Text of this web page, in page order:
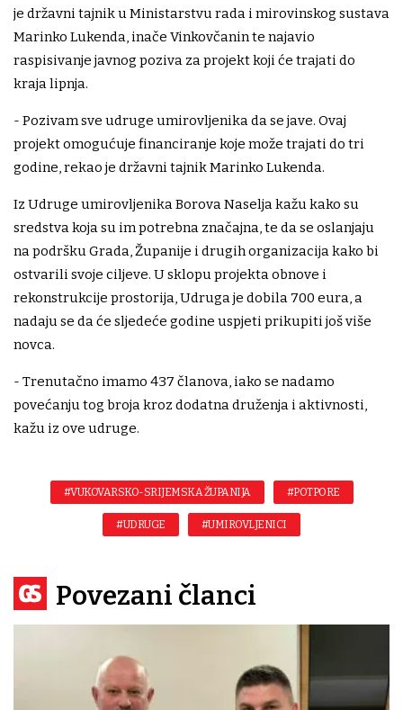
je državni tajnik u Ministarstvu rada i mirovinskog sustava
Marinko Lukenda, inače Vinkovčanin te najavio
raspisivanje javnog poziva za projekt koji će trajati do
kraja lipnja.
- Pozivam sve udruge umirovljenika da se jave. Ovaj
projekt omogućuje financiranje koje može trajati do tri
godine, rekao je državni tajnik Marinko Lukenda.
Iz Udruge umirovljenika Borova Naselja kažu kako su
sredstva koja su im potrebna značajna, te da se oslanjaju
na podršku Grada, Županije i drugih organizacija kako bi
ostvarili svoje ciljeve. U sklopu projekta obnove i
rekonstrukcije prostorija, Udruga je dobila 700 eura, a
nadaju se da će sljedeće godine uspjeti prikupiti još više
novca.
- Trenutačno imamo 437 članova, iako se nadamo
povećanju tog broja kroz dodatna druženja i aktivnosti,
kažu iz ove udruge.
#VUKOVARSKO-SRIJEMSKA ŽUPANIJA #POTPORE
#UDRUGE #UMIROVLJENICI
Povezani članci